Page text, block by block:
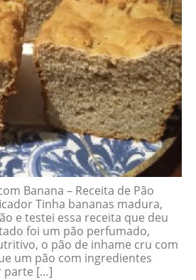
Banana – Receita de Pão
Tinha bananas madura,
e testei essa receita que deu
foi um pão perfumado,
o pão de inhame cru com
um pão com ingredientes
parte […]